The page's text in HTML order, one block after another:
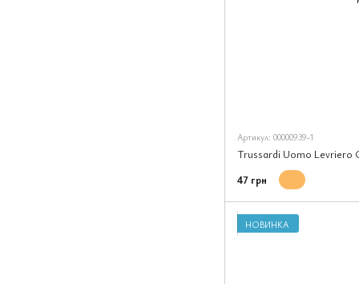
Артикул: 00000939-1
Trussardi Uomo Levriero
47 грн
НОВИНКА